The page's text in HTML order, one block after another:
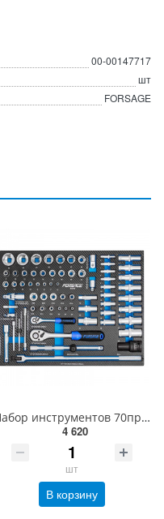
00-00147717
шт
FORSAGE
Набор инструментов 70пр. (ложемент) Forsage F-K4701
4 620
шт
В корзину